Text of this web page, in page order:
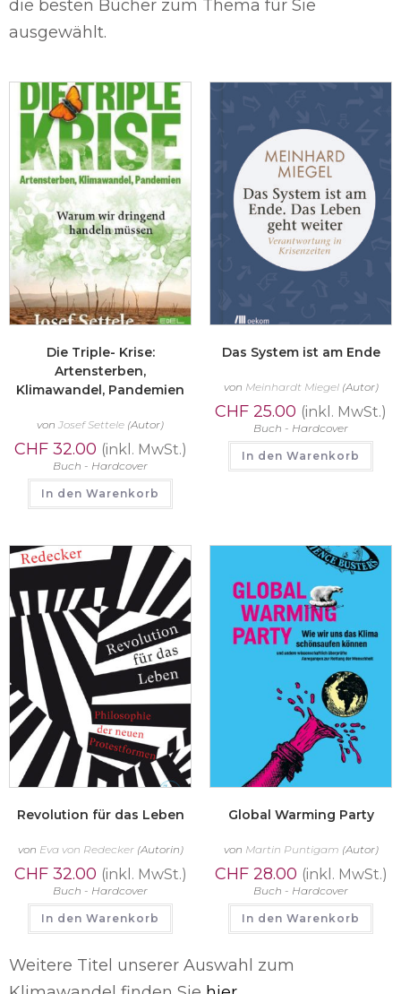
die besten Bücher zum Thema für Sie
ausgewählt.
Die Triple- Krise:
Artensterben,
Klimawandel, Pandemien
von Josef Settele (Autor)
CHF32.00 (inkl. MwSt.)
Buch - Hardcover
In den Warenkorb
Das System ist am Ende
von Meinhardt Miegel(Autor)
CHF 25.00 (inkl. MwSt.)
Buch - Hardcover
In den Warenkorb
Revolution für das Leben
von Eva von Redecker(Autorin)
CHF32.00 (inkl. MwSt.)
Buch - Hardcover
In den Warenkorb
Global Warming Party
von Martin Puntigam (Autor)
CHF28.00 (inkl. MwSt.)
Buch - Hardcover
In den Warenkorb
Weitere Titel unserer Auswahl zum